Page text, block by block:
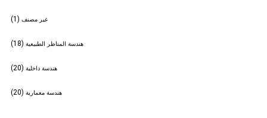
غير مصنف (1)
هندسة المناظر الطبيعية (18)
هندسة داخلية (20)
هندسة معمارية (20)